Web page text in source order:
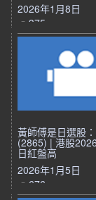
2026年1月8日
375
黃師傅是日選股
(2865) | 港股
日紅盤高
2026年1月5日
676